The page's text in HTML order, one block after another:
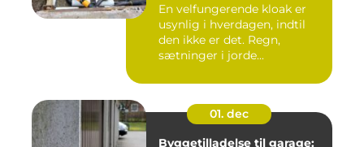
En velfungerende kloak er
usynlig i hverdagen, indtil
den ikke er det. Regn,
sætninger i jorde...
01. dec
Byggetilladelse til garage: